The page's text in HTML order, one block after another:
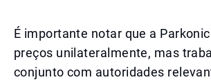
É importante notar que a
preços unilateralmente, mas
conjunto com autoridades